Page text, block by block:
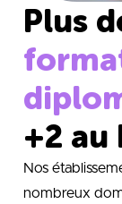
Plus
+2 au
Nos
nombreux